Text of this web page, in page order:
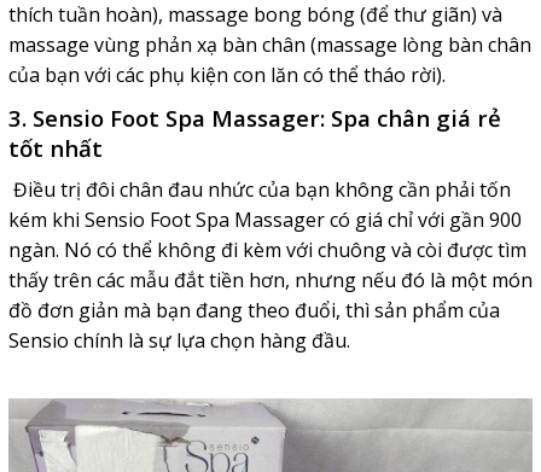
thích tuần hoàn), massage bong bóng (để thư giãn) và
massage vùng phản xạ bàn chân (massage lòng bàn chân
của bạn với các phụ kiện con lăn có thể tháo rời).
3. Sensio Foot Spa Massager: Spa chân giá rẻ
tốt nhất
Điều trị đôi chân đau nhức của bạn không cần phải tốn
kém khi Sensio Foot Spa Massager có giá chỉ với gần 900
ngàn. Nó có thể không đi kèm với chuông và còi được tìm
thấy trên các mẫu đắt tiền hơn, nhưng nếu đó là một món
đồ đơn giản mà bạn đang theo đuổi, thì sản phẩm của
Sensio chính là sự lựa chọn hàng đầu.